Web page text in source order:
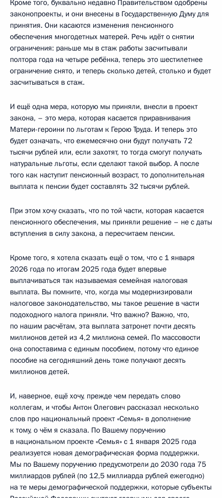
Кроме того, буквально недавно Правительством одобрены
законопроекты, и они внесены в Государственную Думу для
принятия. Они касаются изменения пенсионного
обеспечения многодетных матерей. Речь идёт о снятии
ограничения: раньше мы в стаж работы засчитывали
полтора года на четыре ребёнка, теперь это шестилетнее
ограничение снято, и теперь сколько детей, столько и будет
засчитываться в стаж.
И ещё одна мера, которую мы приняли, внесли в проект
закона, – это мера, которая касается приравнивания
Матери-героини по льготам к Герою Труда. И теперь это
будет означать, что ежемесячно они будут получать 72
тысячи рублей или, если захотят, то тогда смогут получать
натуральные льготы, если сделают такой выбор. А после
того как наступит пенсионный возраст, то дополнительная
выплата к пенсии будет составлять 32 тысячи рублей.
При этом хочу сказать, что по той части, которая касается
пенсионного обеспечения, мы приняли решение – не с даты
вступления в силу закона, а пересчитаем пенсии.
Кроме того, я хотела сказать ещё о том, что с 1 января
2026 года по итогам 2025 года будет впервые
выплачиваться так называемая семейная налоговая
выплата. Вы помните, что, когда мы модернизировали
налоговое законодательство, мы такое решение в части
подоходного налога приняли. Что важно? Важно, что,
по нашим расчётам, эта выплата затронет почти десять
миллионов детей из 4,2 миллиона семей. По массовости
она сопоставима с единым пособием, потому что единое
пособие на сегодняшний день тоже получают десять
миллионов детей.
И, наверное, ещё хочу, прежде чем передать слово
коллегам, и чтобы Антон Олегович рассказал несколько
слов про национальный проект «Семья» в дополнение
к тому, о чём я сказала. По Вашему поручению
в национальном проекте «Семья» с 1 января 2025 года
реализуется новая демографическая форма поддержки.
Мы по Вашему поручению предусмотрели до 2030 года 75
миллиардов рублей (по 12,5 миллиарда рублей ежегодно)
на те меры демографической поддержки, которые субъекты